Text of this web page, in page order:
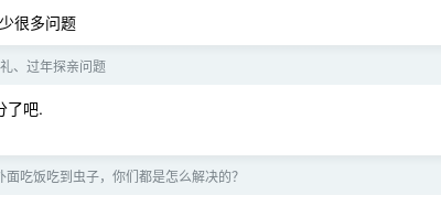
很多问题
、过年探亲问题
了吧.
面吃饭吃到虫子，你们都是怎么解决的？